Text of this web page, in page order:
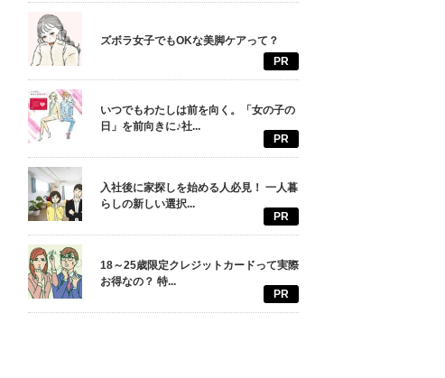
ズボラ女子でもOKな美脚ケアって？
PR
いつでもわたしは前を向く。「女の子の
日」を前向きに♪社...
PR
入社後に家探しを始める人必見！ 一人暮
らしの新しい選択...
PR
18～25歳限定クレジットカードって実際
お得なの？ 特...
PR